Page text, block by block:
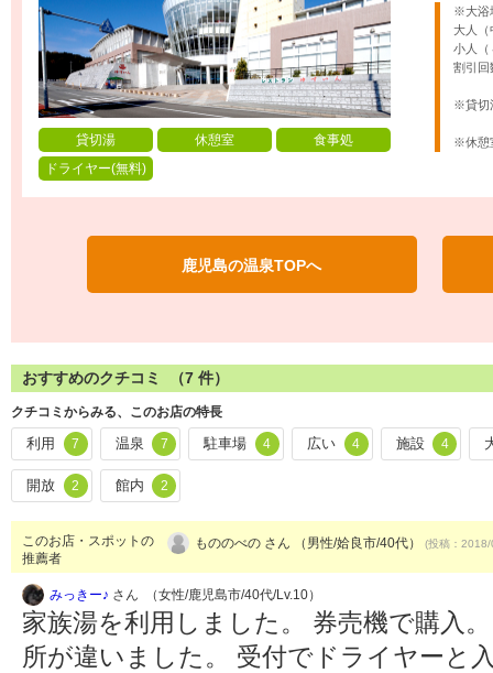
※大浴
大人（
小人（
割引回
※貸切
※休憩
貸切湯 休憩室
食事処
ドライヤー(無料)
鹿児島の温泉TOPへ
おすすめのクチコミ （7 件）
クチコミからみる、このお店の特長
利用 7 温泉 7 駐車場 4 広い 4 施設 4
開放 2 館内 2
このお店・スポットの
推薦者
もののべの さん （男性/姶良市/40代） (投稿：
みっきー♪ さん （女性/鹿児島市/40代/Lv.10）
家族湯を利用しました。 券売機で購入
所が違いました。 受付でドライヤーと